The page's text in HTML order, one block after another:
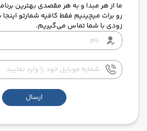
ما از هر مبدا و به هر مقصدی بهترین
رو برات میچینیم فقط کافیه شمارتو اینجا
زودی با شما تماس می‌گیریم.
ارسال